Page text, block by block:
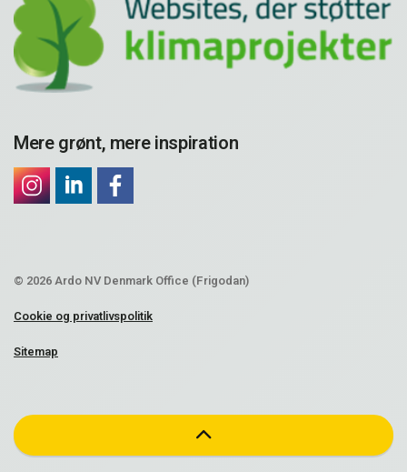
Mere grønt, mere inspiration
© 2026 Ardo NV Denmark Office (Frigodan)
Cookie og privatlivspolitik
Sitemap